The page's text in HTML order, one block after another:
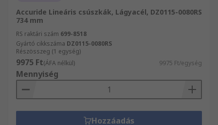
Accuride Lineáris csúszkák, Lágyacél, DZ0115-0080RS
734 mm
RS raktári szám 699-8518
Gyártó cikkszáma DZ0115-0080RS
Részösszeg (1 egység)
9975 Ft(ÁFA nélkül) 9975 Ft/egység
Mennyiség
Hozzáadás